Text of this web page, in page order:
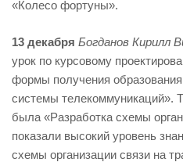
«Колесо фортуны».
13 декабря Богданов Кирилл
урок по курсовому
формы получения
системы телекоммуникаций».
была «Разработка схемы
показали высокий уровень
схемы организации связи на